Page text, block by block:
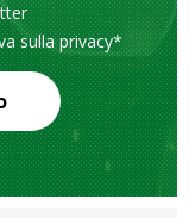
sulla privacy*